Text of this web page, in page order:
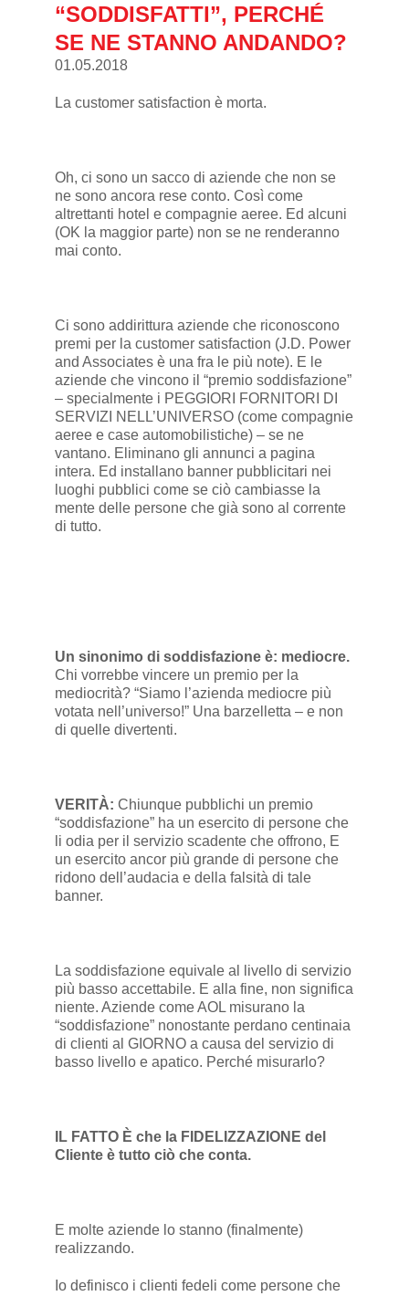
“SODDISFATTI”, PERCHÉ
SE NE STANNO ANDANDO?
01.05.2018
La customer satisfaction è morta.
Oh, ci sono un sacco di aziende che non se
ne sono ancora rese conto. Così come
altrettanti hotel e compagnie aeree. Ed alcuni
(OK la maggior parte) non se ne renderanno
mai conto.
Ci sono addirittura aziende che riconoscono
premi per la customer satisfaction (J.D. Power
and Associates è una fra le più note). E le
aziende che vincono il “premio soddisfazione”
– specialmente i PEGGIORI FORNITORI DI
SERVIZI NELL’UNIVERSO (come compagnie
aeree e case automobilistiche) – se ne
vantano. Eliminano gli annunci a pagina
intera. Ed installano banner pubblicitari nei
luoghi pubblici come se ciò cambiasse la
mente delle persone che già sono al corrente
di tutto.
Un sinonimo di soddisfazione è: mediocre.
Chi vorrebbe vincere un premio per la
mediocrità? “Siamo l’azienda mediocre più
votata nell’universo!” Una barzelletta – e non
di quelle divertenti.
VERITÀ: Chiunque pubblichi un premio
“soddisfazione” ha un esercito di persone che
li odia per il servizio scadente che offrono, E
un esercito ancor più grande di persone che
ridono dell’audacia e della falsità di tale
banner.
La soddisfazione equivale al livello di servizio
più basso accettabile. E alla fine, non significa
niente. Aziende come AOL misurano la
“soddisfazione” nonostante perdano centinaia
di clienti al GIORNO a causa del servizio di
basso livello e apatico. Perché misurarlo?
IL FATTO È che la FIDELIZZAZIONE del
Cliente è tutto ciò che conta.
E molte aziende lo stanno (finalmente)
realizzando.
Io definisco i clienti fedeli come persone che